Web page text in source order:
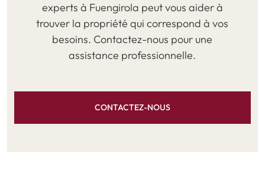
experts à Fuengirola peut vous aider à
trouver la propriété qui correspond à vos
besoins. Contactez-nous pour une
assistance professionnelle.
CONTACTEZ-NOUS